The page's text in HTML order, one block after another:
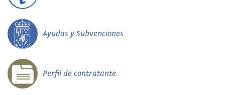
Ayudas y Subvenciones
Perfil de contratante